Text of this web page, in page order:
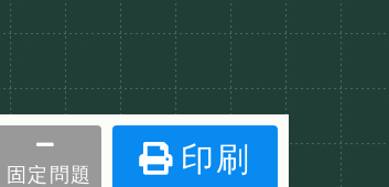
固定問題 印刷